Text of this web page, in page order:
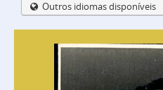
Leg-39 -
Leg-54 - Pic-Nic
Leg-67 -
Leg-96 -
Leg-
Outros idiomas disponíveis